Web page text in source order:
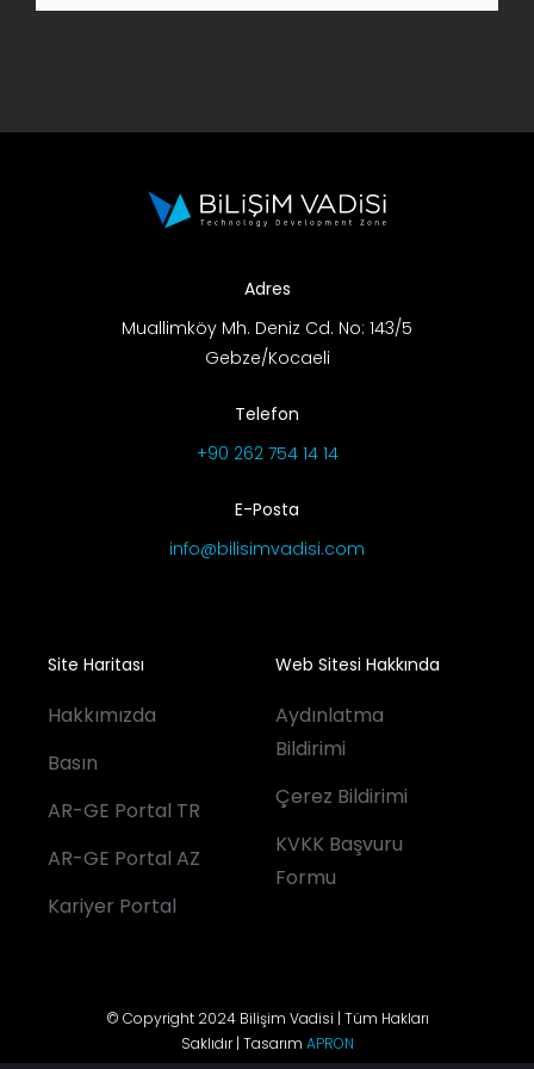
Adres
Muallimköy Mh. Deniz Cd. No: 143/5
Gebze/Kocaeli
Telefon
+90 262 754 14 14
E-Posta
info@bilisimvadisi.com
Site Haritası
Hakkımızda
Basın
AR-GE Portal TR
AR-GE Portal AZ
Kariyer Portal
Web Sitesi Hakkında
Aydınlatma
Bildirimi
Çerez Bildirimi
KVKK Başvuru
Formu
© Copyright 2024 Bilişim Vadisi | Tüm Hakları
Saklıdır | Tasarım APRON